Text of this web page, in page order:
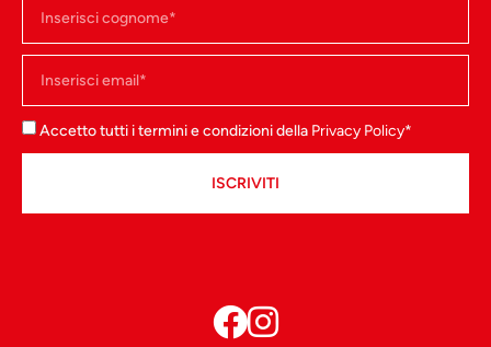
Accetto tutti i termini e condizioni della Privacy Policy*
ISCRIVITI